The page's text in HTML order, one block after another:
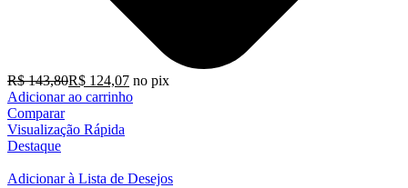
R$143,80R$ 124,07 no pix
Adicionar ao carrinho
Comparar
Visualização Rápida
Destaque
Adicionar à Lista de Desejos